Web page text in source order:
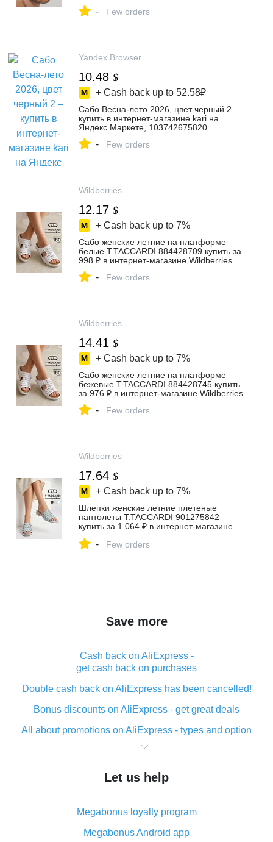
- Few orders
Yandex Browser
10.48 $
+ Cash back up to 52.58₽
Сабо Весна-лето 2026, цвет черный 2 –
купить в интернет-магазине kari на
Яндекс Маркете, 103742675820
- Few orders
Wildberries
12.17 $
+ Cash back up to 7%
Сабо женские летние на платформе
белые T.TACCARDI 884428709 купить за
998 ₽ в интернет‑магазине Wildberries
- Few orders
Wildberries
14.41 $
+ Cash back up to 7%
Сабо женские летние на платформе
бежевые T.TACCARDI 884428745 купить
за 976 ₽ в интернет‑магазине Wildberries
- Few orders
Wildberries
17.64 $
+ Cash back up to 7%
Шлепки женские летние плетеные
пантолеты T.TACCARDI 901275842
купить за 1 064 ₽ в интернет‑магазине
- Few orders
Save more
Cash back on AliExpress -
get cash back on purchases
Double cash back on AliExpress has been cancelled!
Bonus discounts on AliExpress - get great deals
All about promotions on AliExpress - types and option
What is cash back when making purchases on
The best place to download cash back for AliExpress
What is the AliExpress cash back plugin and what are
its advantages
Let us help
Megabonus loyalty program
Megabonus Android app